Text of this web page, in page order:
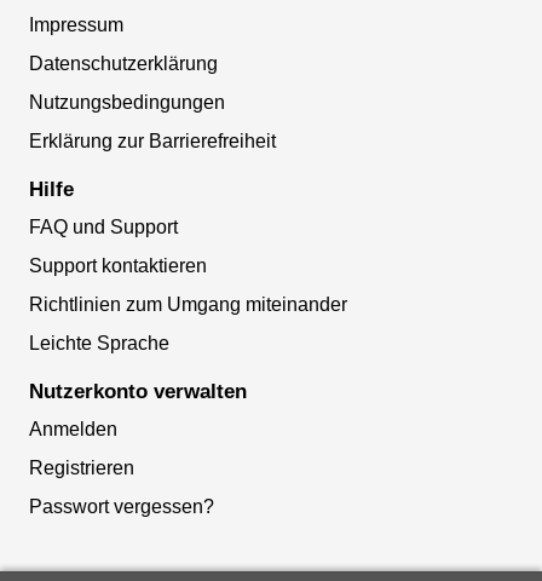
Impressum
Datenschutzerklärung
Nutzungsbedingungen
Erklärung zur Barrierefreiheit
Hilfe
FAQ und Support
Support kontaktieren
Richtlinien zum Umgang miteinander
Leichte Sprache
Nutzerkonto verwalten
Anmelden
Registrieren
Passwort vergessen?